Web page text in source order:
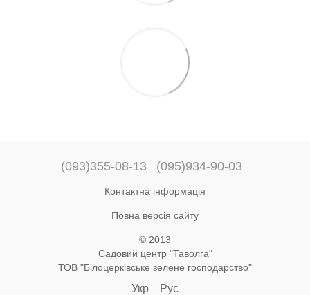
(093)355-08-13 (095)934-90-03
Контактна інформація
Повна версія сайту
© 2013
Садовий центр "Таволга"
ТОВ "Білоцерківське зелене господарство"
Укр Рус